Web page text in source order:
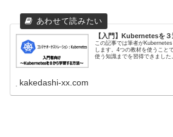
【入門】Kubernetesを
この記事では筆者が
します。4つの教材を使うこと
使う知識までを習得できました
kakedashi-xx.com